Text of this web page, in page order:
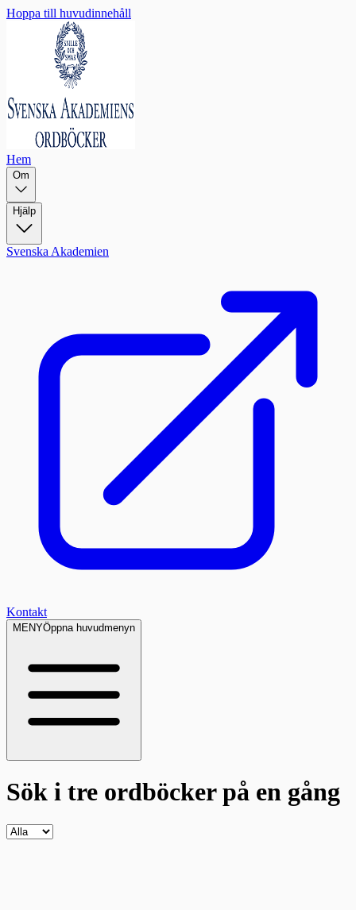
Hoppa till huvudinnehåll
Hem
Om
Hjälp
Svenska Akademien
Kontakt
MENYÖppna huvudmenyn
Sök i tre ordböckerpå en gång